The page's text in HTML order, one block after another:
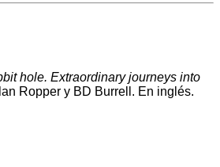
hole. Extraordinary journeys into
Ropper y BD Burrell. En inglés.